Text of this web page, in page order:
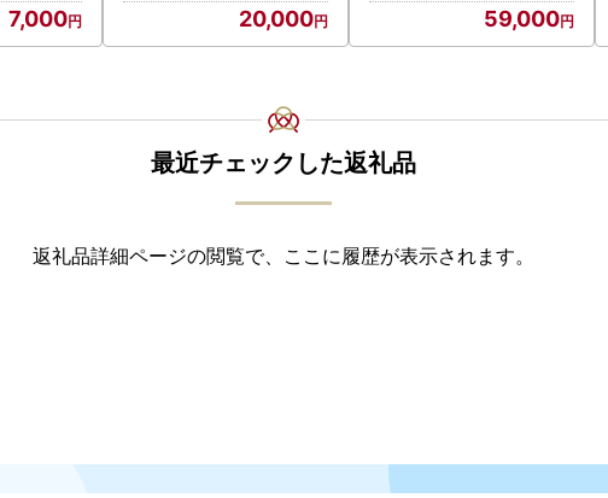
7,000 20,000 59,000
最近チェックした返礼品
返礼品詳細ページの閲覧で、ここに履歴が表示されます。